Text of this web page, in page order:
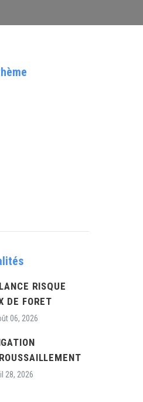
RISQUE
DE FORET
06, 2026
28, 2026